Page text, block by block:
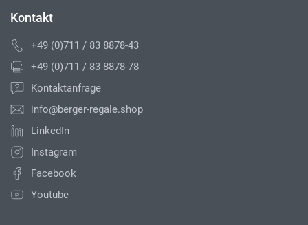
Kontakt
+49 (0)711 / 83 8878-43
+49 (0)711 / 83 8878-78
Kontaktanfrage
info@berger-regale.shop
LinkedIn
Instagram
Facebook
Youtube